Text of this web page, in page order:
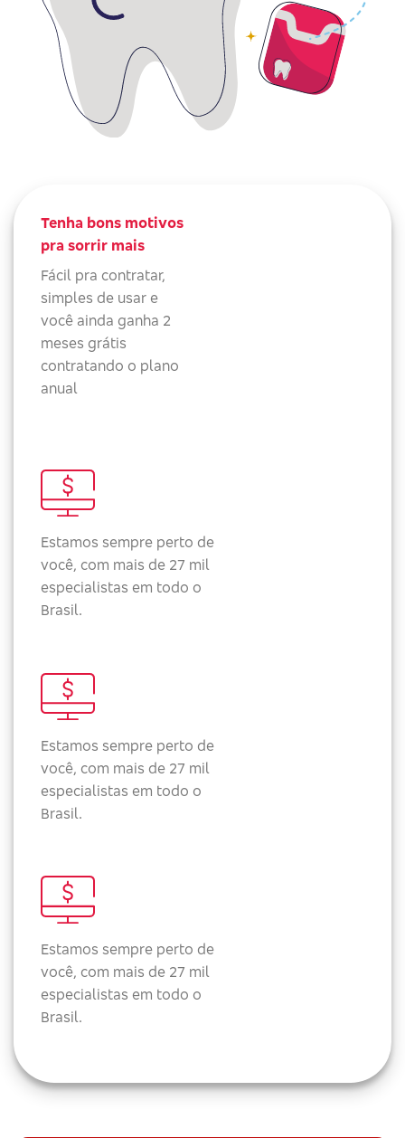
Tenha bons motivos
pra sorrir mais
Fácil pra contratar,
simples de usar e
você ainda ganha 2
meses grátis
contratando o plano
anual
Estamos sempre perto de
você, com mais de 27 mil
especialistas em todo o
Brasil.
Estamos sempre perto de
você, com mais de 27 mil
especialistas em todo o
Brasil.
Estamos sempre perto de
você, com mais de 27 mil
especialistas em todo o
Brasil.